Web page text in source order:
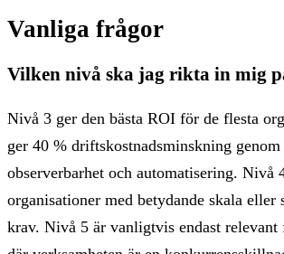
Vanliga frågor
Vilken nivå ska jag rikta in mig
Nivå 3 ger den bästa ROI för de flesta
ger 40 % driftskostnadsminskning genom
observerbarhet och automatisering. Nivå
organisationer med betydande skala eller
krav. Nivå 5 är vanligtvis endast